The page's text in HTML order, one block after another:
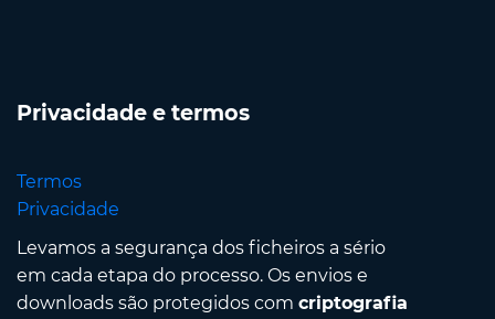
Privacidade e termos
Termos
Privacidade
Levamos a segurança dos ficheiros a sério
em cada etapa do processo. Os envios e
downloads são protegidos com criptografia